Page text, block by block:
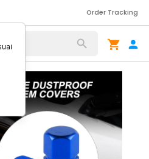
Order Tracking